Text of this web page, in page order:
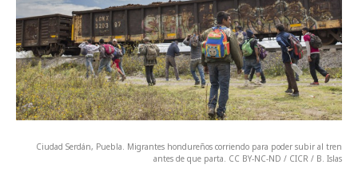
Ciudad Serdán, Puebla. Migrantes hondureños corriendo para poder subir al tren
antes de que parta. CC BY-NC-ND / CICR / B. Islas